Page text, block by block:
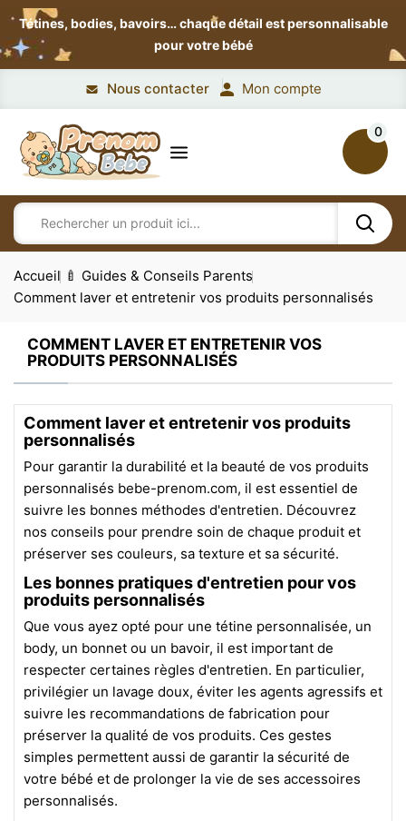
Tétines, bodies, bavoirs…chaque détail est personnalisable
pour votre bébé
Nous contacter Mon compte
0
Accueil 🍼 Guides & Conseils Parents
Comment laver et entretenir vos produits personnalisés
COMMENT LAVER ET ENTRETENIR VOS
PRODUITS PERSONNALISÉS
Comment laver et entretenir vos produits
personnalisés
Pour garantir la durabilité et la beauté de vos produits
personnalisés bebe-prenom.com, il est essentiel de
suivre les bonnes méthodes d'entretien. Découvrez
nos conseils pour prendre soin de chaque produit et
préserver ses couleurs, sa texture et sa sécurité.
Les bonnes pratiques d'entretien pour vos
produits personnalisés
Que vous ayez opté pour une tétine personnalisée, un
body, un bonnet ou un bavoir, il est important de
respecter certaines règles d'entretien. En particulier,
privilégier un lavage doux, éviter les agents agressifs et
suivre les recommandations de fabrication pour
préserver la qualité de vos produits. Ces gestes
simples permettent aussi de garantir la sécurité de
votre bébé et de prolonger la vie de ses accessoires
personnalisés.